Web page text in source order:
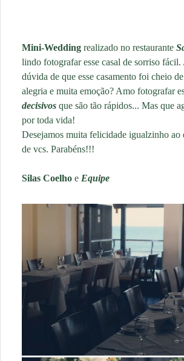
Mini-Wedding realizado no restaurante
lindo fotografar esse casal de sorriso
dúvida de que esse casamento foi cheio
alegria e muita emoção? Amo fotografar
decisivos que são tão rápidos... Mas que
por toda vida!
Desejamos muita felicidade igualzinho ao
de vcs. Parabéns!!!
Silas Coelho e Equipe